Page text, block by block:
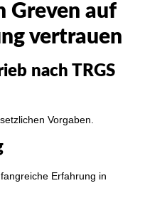
Greven auf
vertrauen
nach TRGS
Vorgaben.
Erfahrung in